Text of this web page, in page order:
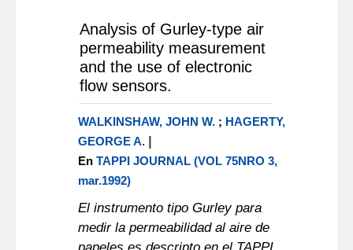
Analysis of Gurley-type air
permeability measurement
and the use of electronic
flow sensors.
WALKINSHAW, JOHN W.; HAGERTY,
GEORGE A. |
En TAPPI JOURNAL (VOL 75NRO 3,
mar.1992)
El instrumento tipo Gurley para
medir la permeabilidad al aire de